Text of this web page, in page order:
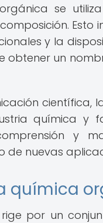
se
Esto
y la
obtener un
científica,
química y
y
de nuevas
química
por un